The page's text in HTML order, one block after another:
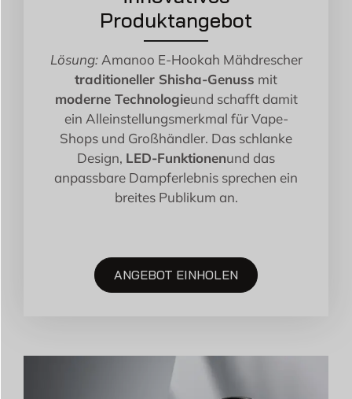
Produktangebot
Lösung:Amanoo E-Hookah Mähdrescher
traditioneller Shisha-Genuss mit
moderne Technologieund schafft damit
ein Alleinstellungsmerkmal für Vape-
Shops und Großhändler. Das schlanke
Design, LED-Funktionenund das
anpassbare Dampferlebnis sprechen ein
breites Publikum an.
ANGEBOT EINHOLEN